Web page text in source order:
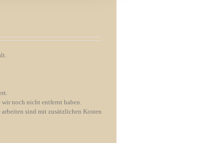
wir noch nicht entfernt haben.
sind mit zusätzlichen Kosten